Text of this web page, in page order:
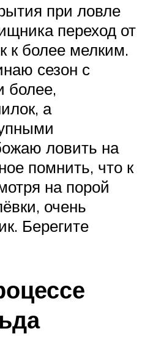
при ловле
переход от
к более мелким.
сезон с
более,
а
ловить на
помнить, что к
на порой
очень
Берегите